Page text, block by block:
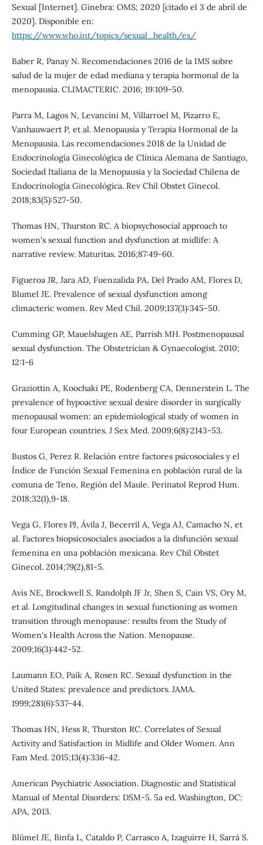
Sexual [Internet]. Ginebra: OMS; 2020 [citado el 3 de abril de
2020]. Disponible en:
https://www.who.int/topics/sexual_health/es/
Baber R, Panay N. Recomendaciones 2016 de la IMS sobre
salud de la mujer de edad mediana y terapia hormonal de la
menopausia. CLIMACTERIC. 2016; 19:109-50.
Parra M, Lagos N, Levancini M, Villarroel M, Pizarro E,
Vanhauwaert P, et al. Menopausia y Terapia Hormonal de la
Menopausia. Las recomendaciones 2018 de la Unidad de
Endocrinología Ginecológica de Clínica Alemana de Santiago,
Sociedad Italiana de la Menopausia y la Sociedad Chilena de
Endocrinología Ginecológica. Rev Chil Obstet Ginecol.
2018;83(5):527-50.
Thomas HN, Thurston RC. A biopsychosocial approach to
women's sexual function and dysfunction at midlife: A
narrative review. Maturitas. 2016;87:49-60.
Figueroa JR, Jara AD, Fuenzalida PA, Del Prado AM, Flores D,
Blumel JE. Prevalence of sexual dysfunction among
climacteric women. Rev Med Chil. 2009;137(3):345-50.
Cumming GP, Mauelshagen AE, Parrish MH. Postmenopausal
sexual dysfunction. The Obstetrician & Gynaecologist. 2010;
12:1-6
Graziottin A, Koochaki PE, Rodenberg CA, Dennerstein L. The
prevalence of hypoactive sexual desire disorder in surgically
menopausal women: an epidemiological study of women in
four European countries. J Sex Med. 2009;6(8):2143-53.
Bustos G, Perez R. Relación entre factores psicosociales y el
Índice de Función Sexual Femenina en población rural de la
comuna de Teno, Región del Maule. Perinatol Reprod Hum.
2018;32(1),9-18.
Vega G, Flores PJ, Ávila J, Becerril A, Vega AJ, Camacho N, et
al. Factores biopsicosociales asociados a la disfunción sexual
femenina en una población mexicana. Rev Chil Obstet
Ginecol. 2014;79(2),81-5.
Avis NE, Brockwell S, Randolph JF Jr, Shen S, Cain VS, Ory M,
et al. Longitudinal changes in sexual functioning as women
transition through menopause: results from the Study of
Women's Health Across the Nation. Menopause.
2009;16(3):442-52.
Laumann EO, Paik A, Rosen RC. Sexual dysfunction in the
United States: prevalence and predictors. JAMA.
1999;281(6):537-44.
Thomas HN, Hess R, Thurston RC. Correlates of Sexual
Activity and Satisfaction in Midlife and Older Women. Ann
Fam Med. 2015;13(4):336-42.
American Psychiatric Association. Diagnostic and Statistical
Manual of Mental Disorders: DSM-5. 5a ed. Washington, DC:
APA, 2013.
Blümel JE, Binfa L, Cataldo P, Carrasco A, Izaguirre H, Sarrá S.